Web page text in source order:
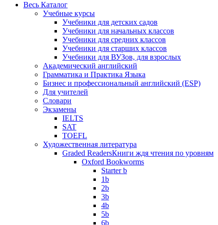
Весь Каталог
Учебные курсы
Учебники для детских садов
Учебники для начальных классов
Учебники для средних классов
Учебники для старших классов
Учебники для ВУЗов, для взрослых
Академический английский
Грамматика и Практика Языка
Бизнес и профессиональный английский (ESP)
Для учителей
Словари
Экзамены
IELTS
SAT
TOEFL
Художественная литература
Graded ReadersКниги ждя чтения по уровням
Oxford Bookworms
Starter b
1b
2b
3b
4b
5b
6b